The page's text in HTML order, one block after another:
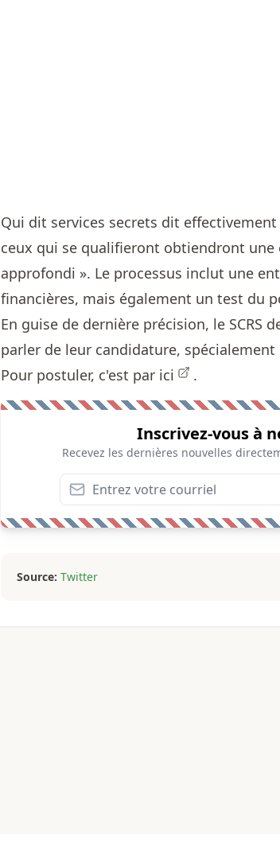
Qui dit services secrets dit
ceux qui se qualifieront obtiendront une
approfondi ». Le processus inclut une
financières, mais également un test du
En guise de dernière précision, le SCRS
parler de leur candidature, spécialement
Pour postuler, c'est par ici .
Inscrivez-vous à
Recevez les dernières nouvelles
Source: Twitter